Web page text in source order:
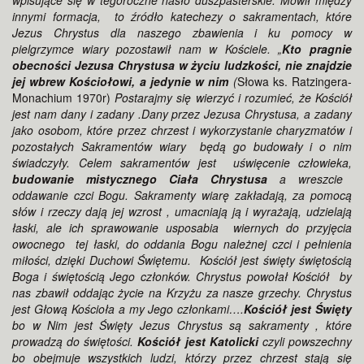
innymi formacja, to źródło katechezy o sakramentach, które
Jezus Chrystus dla naszego zbawienia i ku pomocy w
pielgrzymce wiary pozostawił nam w Kościele. „Kto pragnie
obecności Jezusa Chrystusa w życiu ludzkości, nie znajdzie
jej wbrew Kościołowi, a jedynie w nim (Słowa ks. Ratzingera-
Monachium 1970r) Postarajmy się wierzyć i rozumieć, że Kościół
jest nam dany i zadany .Dany przez Jezusa Chrystusa, a zadany
jako osobom, które przez chrzest i wykorzystanie charyzmatów i
pozostałych Sakramentów wiary będą go budowały i o nim
świadczyły. Celem sakramentów jest uświęcenie człowieka,
budowanie mistycznego Ciała Chrystusa a wreszcie
oddawanie czci Bogu. Sakramenty wiarę zakładają, za pomocą
słów i rzeczy dają jej wzrost , umacniają ją i wyrażają, udzielają
łaski, ale ich sprawowanie usposabia wiernych do przyjęcia
owocnego tej łaski, do oddania Bogu należnej czci i pełnienia
miłości, dzięki Duchowi Świętemu. Kościół jest święty świętością
Boga i świętością Jego członków. Chrystus powołał Kościół by
nas zbawił oddając życie na Krzyżu za nasze grzechy. Chrystus
jest Głową Kościoła a my Jego członkami….Kościół jest Święty
bo w Nim jest Święty Jezus Chrystus są sakramenty , które
prowadzą do świętości.Kościół jest Katolickiczyli powszechny
bo obejmuje wszystkich ludzi, którzy przez chrzest stają się